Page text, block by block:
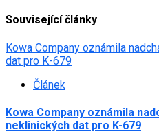
Související články
Kowa Company oznámila
dat pro K-679
Článek
Kowa Company oznámila
neklinických dat pro K-679